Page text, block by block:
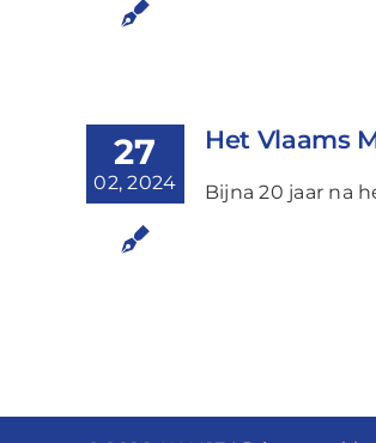
27
02, 2024
Het Vlaams
Bijna 20 jaar na